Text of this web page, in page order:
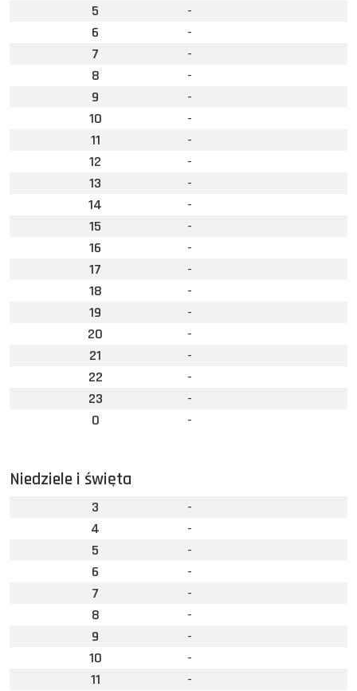
5
-
6
-
7
-
8
-
9
-
10
-
11
-
12
-
13
-
14
-
15
-
16
-
17
-
18
-
19
-
20
-
21
-
22
-
23
-
0
-
Niedziele i święta
3
-
4
-
5
-
6
-
7
-
8
-
9
-
10
-
11
-